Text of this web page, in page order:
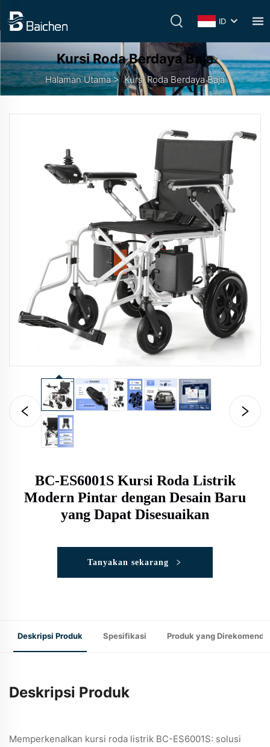
ID
Kursi Roda Berdaya Baja
Halaman Utama>Kursi Roda Berdaya Baja
BC-ES6001S Kursi Roda Listrik
Modern Pintar dengan Desain Baru
yang Dapat Disesuaikan
Tanyakan sekarang
Deskripsi Produk Spesifikasi Produk yang
Deskripsi Produk
Memperkenalkan kursi roda listrik BC-ES6001S: solusi